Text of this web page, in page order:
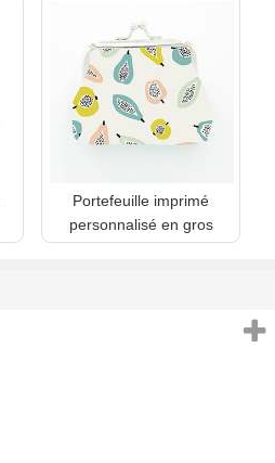
Portefeuille imprimé
personnalisé en gros